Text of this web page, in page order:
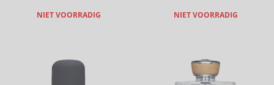
NIET VOORRADIG NIET VOORRADIG